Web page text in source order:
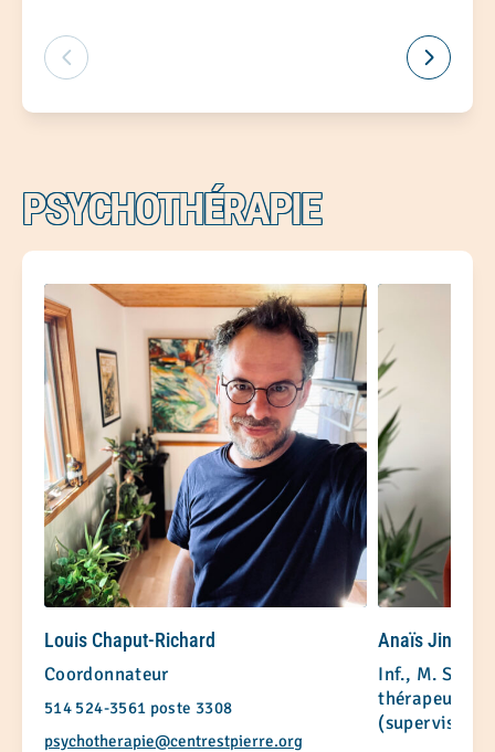
PSYCHOTHÉRAPIE
Louis Chaput-Richard
Coordonnateur
514 524-3561 poste 3308
psychotherapie@centrestpierre.org
Anaïs Jin Lee
Inf., M. Sc.,
thérapeute